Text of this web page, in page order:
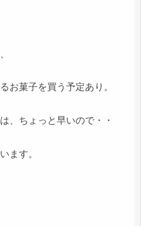
お菓子を買う予定あり。
、ちょっと早いので・・
ます。